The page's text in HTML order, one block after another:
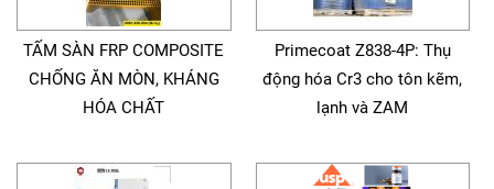
TẤM SÀN FRP COMPOSITE
CHỐNG ĂN MÒN, KHÁNG
HÓA CHẤT
Primecoat Z838-4P: Thụ
động hóa Cr3 cho tôn kẽm,
lạnh và ZAM